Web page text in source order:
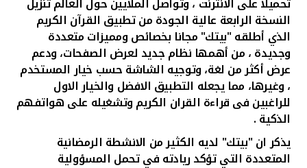
النسخة الرابعة عالية الجودة من تطبيق القرآن الكريم
الذي أطلقه "بيتك" مجانا بخصائص ومميزات متعددة
وجديدة ، من أهمها نظام جديد لعرض الصفحات، ودعم
عرض أكثر من لغة، وتوجيه الشاشة حسب خيار المستخدم
، وغيرها، مما يجعله التطبيق الافضل والخيار الاول
للراغبين فى قراءة القران الكريم وتشغيله على هواتفهم
الذكية .
يذكر ان "بيتك" لديه الكثير من الانشطة الرمضانية
المتعددة التي تؤكد ريادته في تحمل المسؤولية